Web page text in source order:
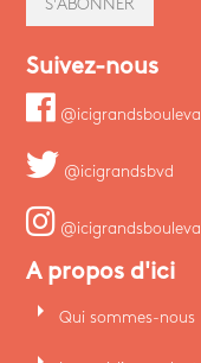
S'ABONNER
Suivez-nous
@icigrandsbvd
A propos d'ici
arrow_right Qui sommes-nous